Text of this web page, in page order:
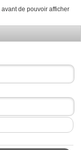
avant de pouvoir afficher